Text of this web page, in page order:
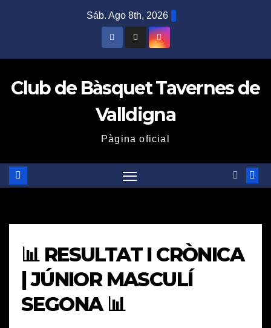
Sáb. Ago 8th, 2026
Club de Bàsquet Tavernes de
Valldigna
Pàgina oficial
📊 RESULTAT I CRÒNICA
| JÚNIOR MASCULÍ
SEGONA 📊